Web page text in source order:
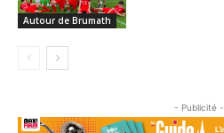
Autour de Brumath
- Publicité -